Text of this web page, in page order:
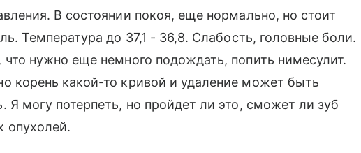
В состоянии покоя, еще нормально, но стоит
Температура до 37,1 - 36,8. Слабость, головные боли.
нужно еще немного подождать, попить нимесулит.
корень какой-то кривой и удаление может быть
могу потерпеть, но пройдет ли это, сможет ли зуб
опухолей.